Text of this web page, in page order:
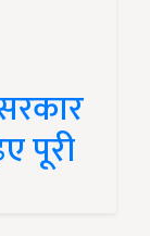
पूरी